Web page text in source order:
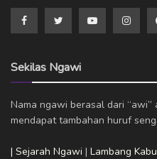
Sekilas Ngawi
Nama ngawi berasal dari “awi”
mendapat tambahan huruf
| Sejarah Ngawi | Lambang